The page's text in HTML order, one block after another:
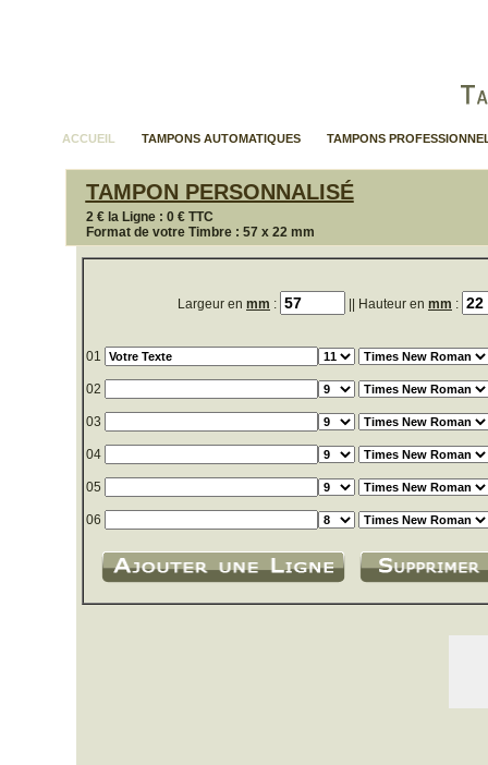
ACCUEIL TAMPONS AUTOMATIQUES TAMPONS
TAMPON PERSONNALISÉ
2 € la Ligne : 0 € TTC
Format de votre Timbre : 57 x 22 mm
Largeur en mm : || Hauteur en mm :
01
02
03
04
05
06